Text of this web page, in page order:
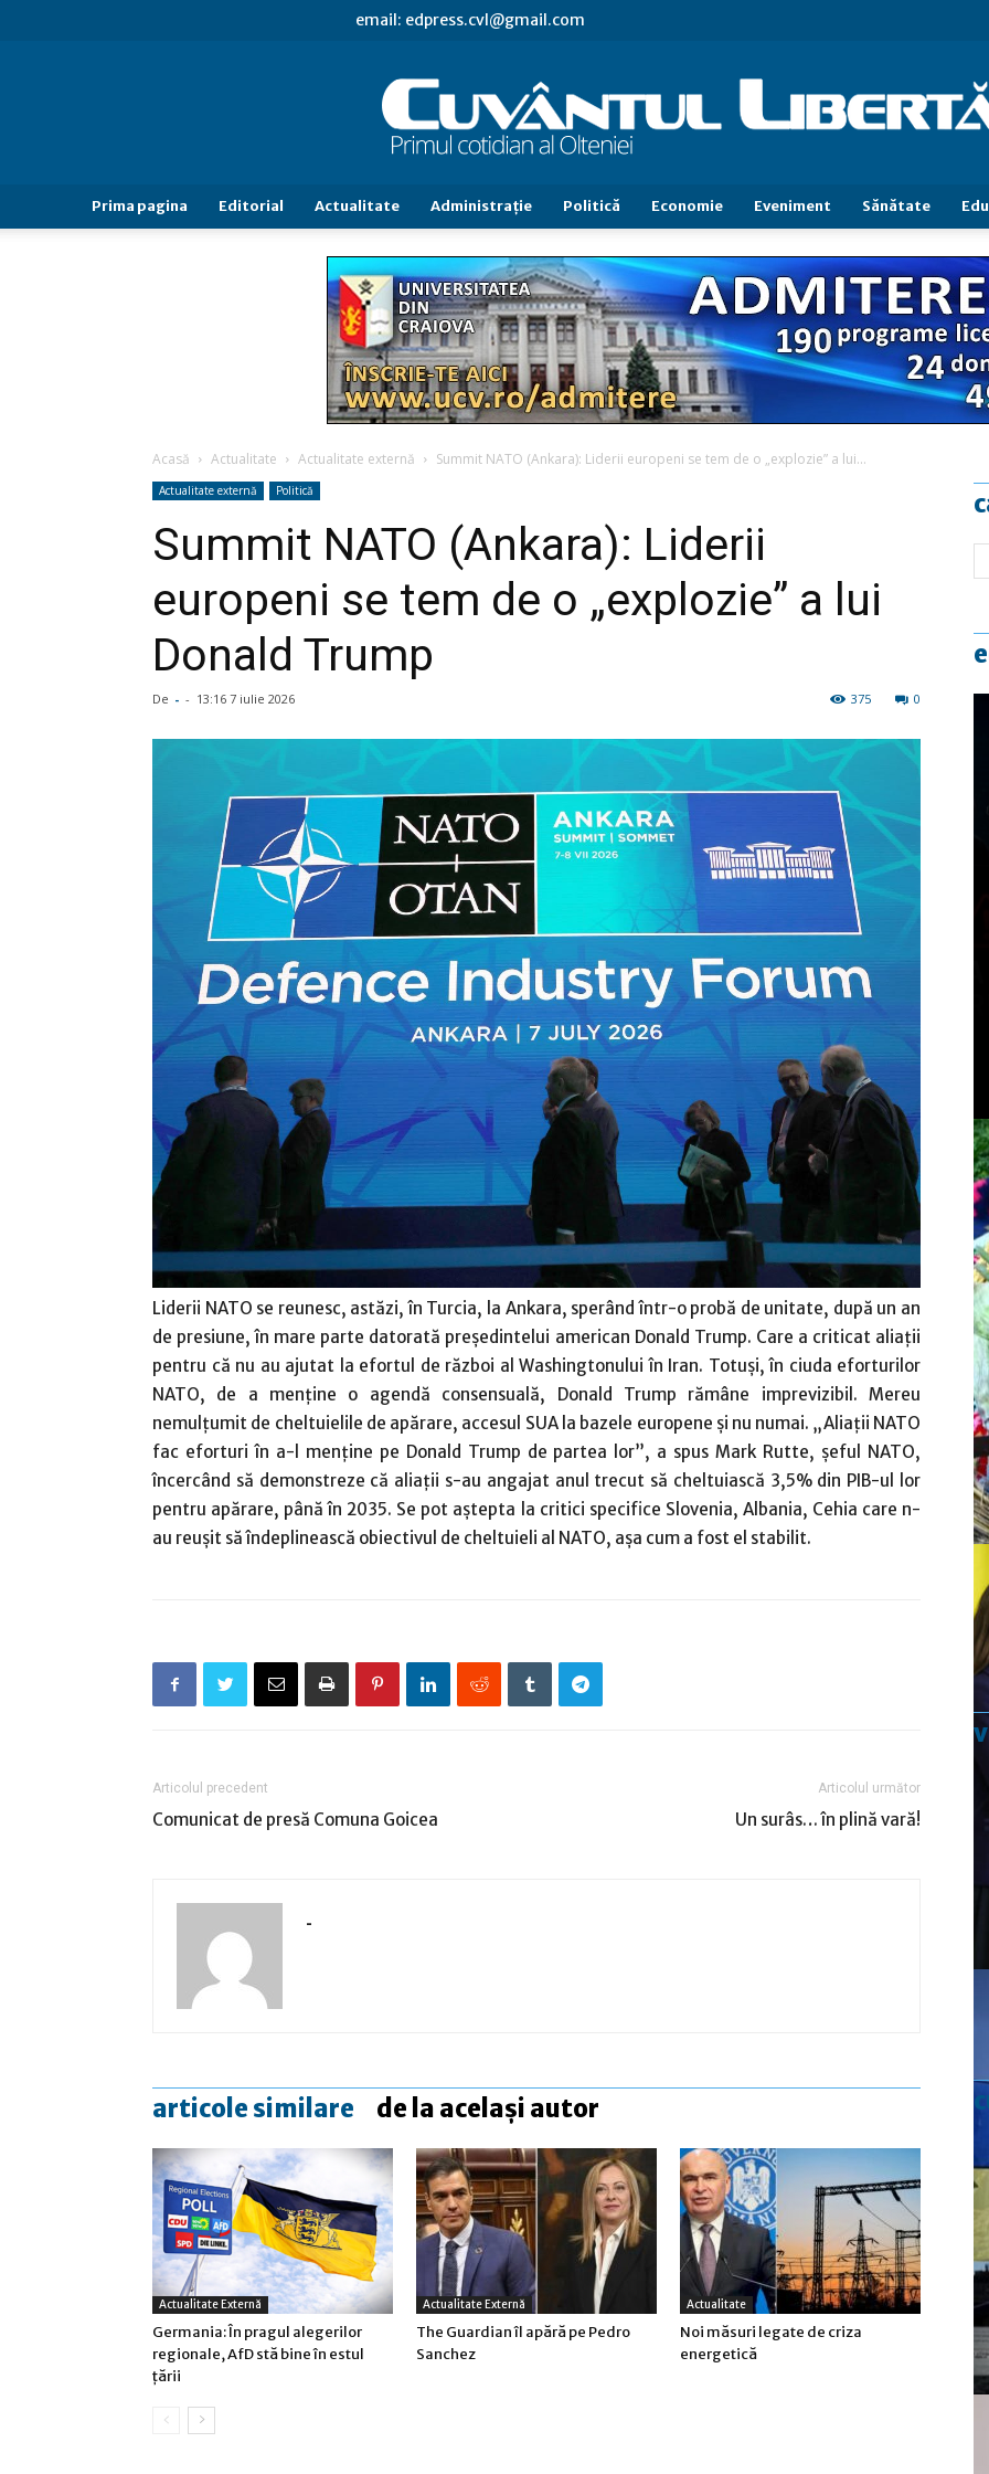
email: edpress.cvl@gmail.com
Cuvântul
Libertăţii
Prima pagina Editorial Actualitate Administraţie Politică Economie Eveniment Sănătate
Acasă Actualitate Actualitate externă Summit NATO (Ankara): Liderii europeni se tem de o „explozie” a lui...
Actualitate externă Politică
Summit NATO (Ankara): Liderii
europeni se tem de o „explozie” a lui
Donald Trump
De - - 13:16 7 iulie 2026 0
375
Liderii NATO se reunesc, astăzi, în Turcia, la Ankara, sperând într-o probă de unitate, după un an
de presiune, în mare parte datorată preşedintelui american Donald Trump. Care a criticat aliaţii
pentru că nu au ajutat la efortul de război al Washingtonului în Iran. Totuşi, în ciuda eforturilor
NATO, de a menţine o agendă consensuală, Donald Trump rămâne imprevizibil. Mereu
nemulţumit de cheltuielile de apărare, accesul SUA la bazele europene şi nu numai. „Aliaţii NATO
fac eforturi în a-l menţine pe Donald Trump de partea lor”, a spus Mark Rutte, şeful NATO,
încercând să demonstreze că aliaţii s-au angajat anul trecut să cheltuiască 3,5% din PIB-ul lor
pentru apărare, până în 2035. Se pot aştepta la critici specifice Slovenia, Albania, Cehia care n-
au reuşit să îndeplinească obiectivul de cheltuieli al NATO, aşa cum a fost el stabilit.
Articolul precedent
Comunicat de presă Comuna Goicea
Articolul următor
Un surâs… în plină vară!
-
articole similare de la același autor
Actualitate Externă
Germania: În pragul alegerilor
regionale, AfD stă bine în estul
ţării
Actualitate Externă
The Guardian îl apără pe Pedro
Sanchez
Actualitate
Noi măsuri legate de criza
energetică